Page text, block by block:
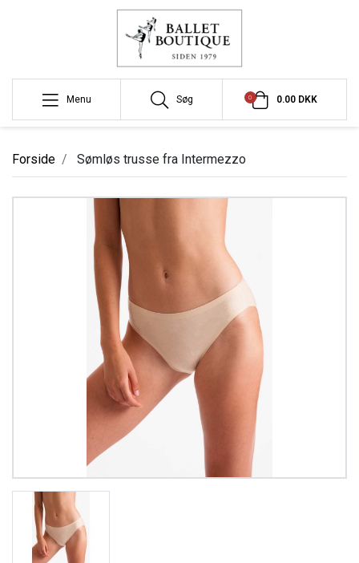
Menu Søg 0 0.00 DKK
Forside Sømløs trusse fra Intermezzo